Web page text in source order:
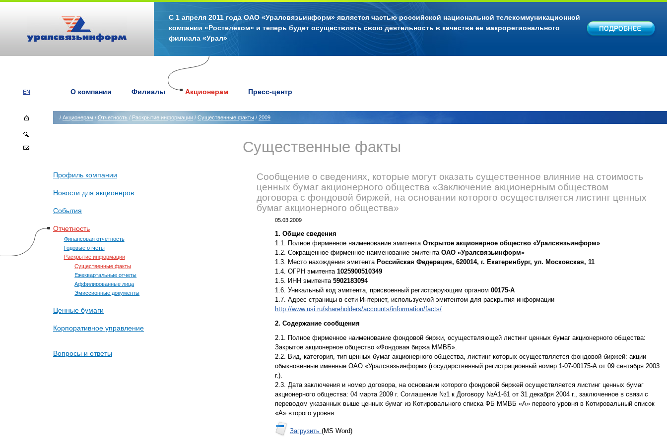
С 1 апреля 2011 года ОАО «Уралсвязьинформ» является частью российской национальной телекоммуникационной
компании «Ростелеком» и теперь будет осуществлять свою деятельность в качестве ее макрорегионального
филиала «Урал»
EN О компании Филиалы Акционерам Пресс-центр
/ Акционерам / Отчетность / Раскрытие информации / Существенные факты / 2009
Профиль компании
Новости для акционеров
События
Отчетность
Финансовая отчетность
Годовые отчеты
Раскрытие информации
Существенные факты
Ежеквартальные отчеты
Аффилированные лица
Эмиссионные документы
Ценные бумаги
Корпоративное управление
Вопросы и ответы
Существенные факты
Сообщение о сведениях, которые могут оказать существенное влияние на стоимость
ценных бумаг акционерного общества «Заключение акционерным обществом
договора с фондовой биржей, на основании которого осуществляется листинг ценных
бумаг акционерного общества»
05.03.2009
1. Общие сведения
1.1. Полное фирменное наименование эмитента Открытое акционерное общество «Уралсвязьинформ»
1.2. Сокращенное фирменное наименование эмитента ОАО «Уралсвязьинформ»
1.3. Место нахождения эмитента Российская Федерация, 620014, г. Екатеринбург, ул. Московская, 11
1.4. ОГРН эмитента 1025900510349
1.5. ИНН эмитента 5902183094
1.6. Уникальный код эмитента, присвоенный регистрирующим органом 00175-А
1.7. Адрес страницы в сети Интернет, используемой эмитентом для раскрытия информации
http://www.usi.ru/shareholders/accounts/information/facts/
2. Содержание сообщения
2.1. Полное фирменное наименование фондовой биржи, осуществляющей листинг ценных бумаг акционерного общества:
Закрытое акционерное общество «Фондовая биржа ММВБ».
2.2. Вид, категория, тип ценных бумаг акционерного общества, листинг которых осуществляется фондовой биржей: акции
обыкновенные именные ОАО «Уралсвязьинформ» (государственный регистрационный номер 1-07-00175-А от 09 сентября 2003
г.).
2.3. Дата заключения и номер договора, на основании которого фондовой биржей осуществляется листинг ценных бумаг
акционерного общества: 04 марта 2009 г. Соглашение №1 к Договору №А1-61 от 31 декабря 2004 г., заключенное в связи с
переводом указанных выше ценных бумаг из Котировального списка ФБ ММВБ «А» первого уровня в Котировальный список
«А» второго уровня.
Загрузить (MS Word)